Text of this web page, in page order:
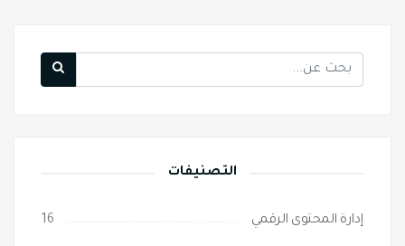
التصنيفات
إدارة المحتوى الرقمي 16